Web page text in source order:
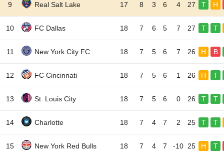
9 Real Salt Lake 17 8 3 6 4 27 T H
10 FC Dallas 18 7 6 5 7 27 T T
11 New York City FC 18 7 5 6 7 26 H B
12 FC Cincinnati 18 7 5 6 1 26 H T
13 St. Louis City 18 7 5 6 0 26 T T
14 Charlotte 18 7 4 7 2 25 T T
15 New York Red Bulls 18 7 4 7 -10 25 H T